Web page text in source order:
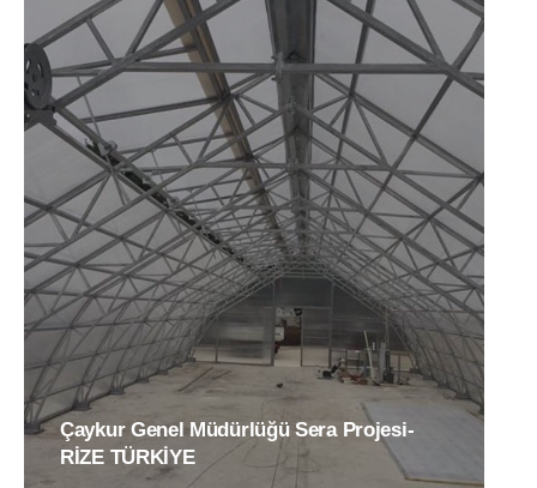
Çaykur Genel Müdürlüğü Sera Projesi-
RİZE TÜRKİYE